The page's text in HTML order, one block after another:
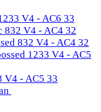
V4 - AC6 33
832 V4 - AC4 32
832 V4 - AC4 32
1233 V4 - AC5
V4 - AC5 33